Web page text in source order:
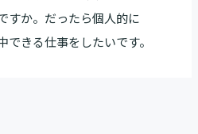
すか。だったら個人的に
できる仕事をしたいです。